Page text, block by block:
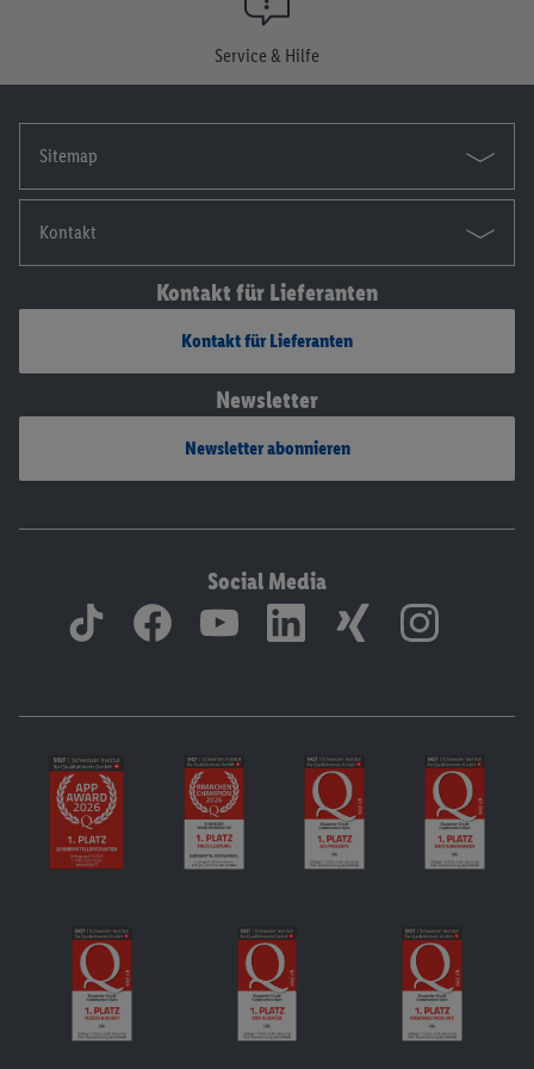
Service & Hilfe
Sitemap
Kontakt
Kontakt für Lieferanten
Kontakt für Lieferanten
Newsletter
Newsletter abonnieren
Social Media